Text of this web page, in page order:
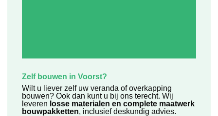
Zelf bouwen in Voorst?
Wilt u liever zelf uw veranda of overkapping
bouwen? Ook dan kunt u bij ons terecht. Wij
leveren losse materialen en complete maatwerk
bouwpakketten, inclusief deskundig advies.